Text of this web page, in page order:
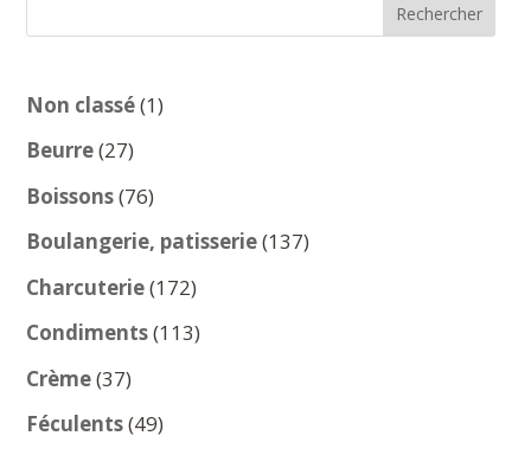
Rechercher
Non classé 11
Beurre 2727
produits
Boissons 7676
produits
Boulangerie, patisserie 137137
Charcuterie 172172
produits
Condiments 113113
Crème 3737
produits
Féculents 4949